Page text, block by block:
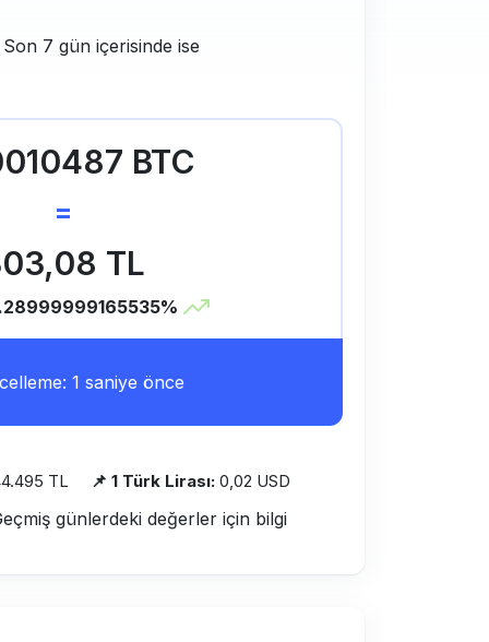
7 gün içerisinde ise
BTC
=
TL
1 saniye önce
TL 📌 1 Türk Lirası: 0,02 USD
günlerdeki değerler için bilgi